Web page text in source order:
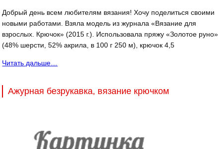
Добрый день всем любителям вязания! Хочу поделиться своими
новыми работами. Взяла модель из журнала «Вязание для
взрослых. Крючок» (2015 г.). Использовала пряжу «Золотое руно»
(48% шерсти, 52% акрила, в 100 г 250 м), крючок 4,5
Читать дальше…
Ажурная безрукавка, вязание крючком